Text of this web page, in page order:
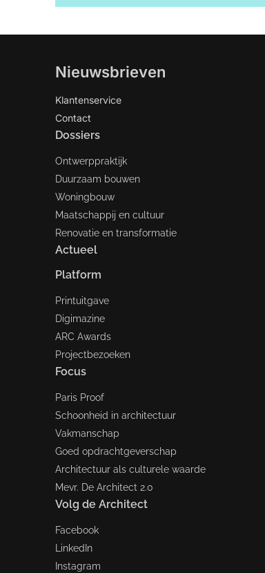
Nieuwsbrieven
Klantenservice
Contact
Dossiers
Ontwerppraktijk
Duurzaam bouwen
Woningbouw
Maatschappij en cultuur
Renovatie en transformatie
Actueel
Platform
Printuitgave
Digimazine
ARC Awards
Projectbezoeken
Focus
Paris Proof
Schoonheid in architectuur
Vakmanschap
Goed opdrachtgeverschap
Architectuur als culturele waarde
Mevr. De Architect 2.0
Volg de Architect
Facebook
LinkedIn
Instagram